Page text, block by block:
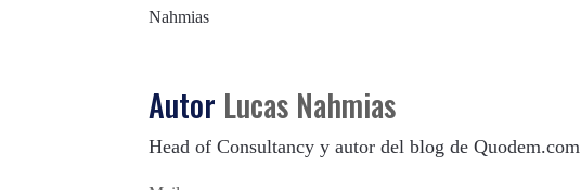
Autor Lucas Nahmias
Head of Consultancy y autor del blog de Quodem.com